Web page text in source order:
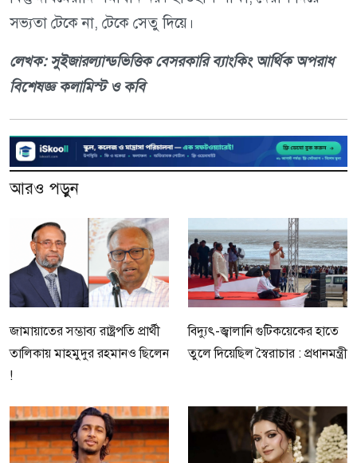
সভ্যতা টেকে না, টেকে সেতু দিয়ে।
লেখক: সুইজারল্যান্ডভিত্তিক বেসরকারি ব্যাংকিং আর্থিক অপরাধ
বিশেষজ্ঞ কলামিস্ট ও কবি
আরও পড়ুন
জামায়াতের সম্ভাব্য রাষ্ট্রপতি প্রার্থী
তালিকায় মাহমুদুর রহমানও ছিলেন
!
বিদ্যুৎ-জ্বালানি গুটিকয়েকের হাতে
তুলে দিয়েছিল স্বৈরাচার : প্রধানমন্ত্রী